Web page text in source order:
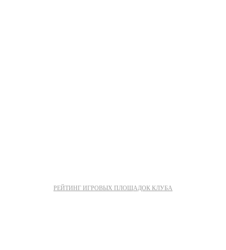
РЕЙТИНГ ИГРОВЫХ ПЛОЩАДОК КЛУБА